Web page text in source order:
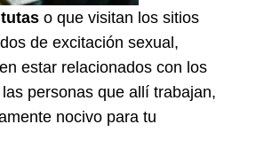
o que visitan los sitios
de excitación sexual,
estar relacionados con los
personas que allí trabajan,
nocivo para tu